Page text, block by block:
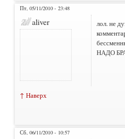
Пт, 05/11/2010 - 23:48
aliver
лол. не
НАДО
↑ Наверх
Сб, 06/11/2010 - 10:57